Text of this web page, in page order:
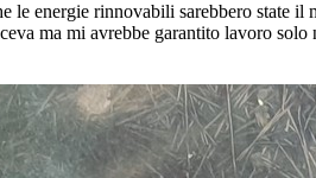
le energie rinnovabili sarebbero
ma mi avrebbe garantito lavoro